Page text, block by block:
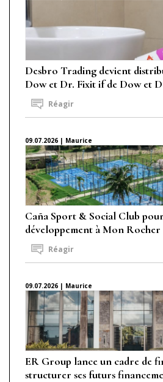
Desbro Trading devient
Dow et Dr. Fixit if de Dow et
Réagir
09.07.2026 | Maurice
Caña Sport & Social Club
développement à Mon Rocher
Réagir
09.07.2026 | Maurice
ER Group lance un cadre de
structurer ses futurs